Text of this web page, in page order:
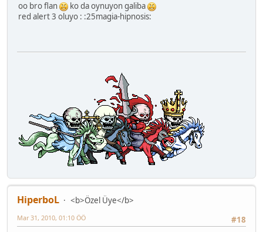
oo bro flan
ko da oynuyon galiba
red alert 3 oluyo : :25magia-hipnosis:
HiperboL
<b>Özel Üye</b>
#18
Mar 31, 2010, 01:10 ÖÖ